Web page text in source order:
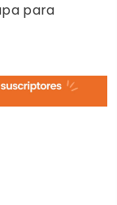
para